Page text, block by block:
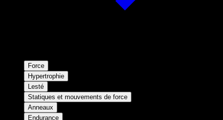
Force
Hypertrophie
Lesté
Statiques et mouvements de force
Anneaux
Endurance